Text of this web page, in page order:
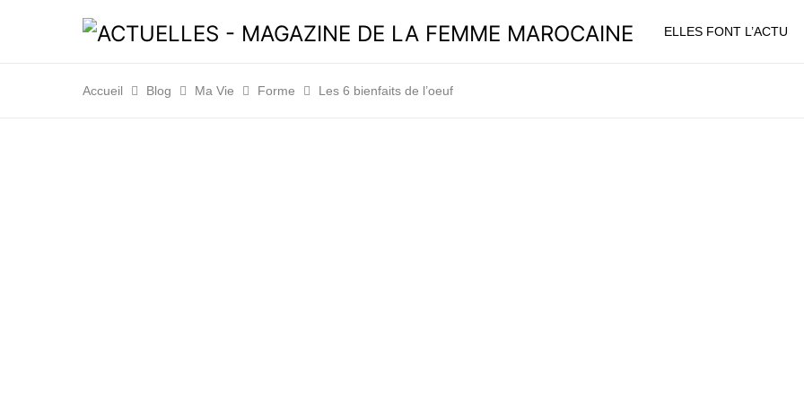
ELLES FONT L’ACTU
Accueil Blog Ma Vie Forme Les 6 bienfaits de l’oeuf